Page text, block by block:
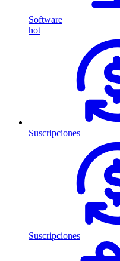
Software
hot
Suscripciones
Suscripciones